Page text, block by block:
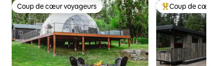
Coup de cœur voyageurs
Coup de cœur voyageurs Coups de cœur
Coup de cœur